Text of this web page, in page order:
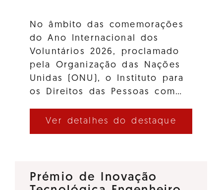
No âmbito das comemorações
do Ano Internacional dos
Voluntários 2026, proclamado
pela Organização das Nações
Unidas (ONU), o Instituto para
os Direitos das Pessoas com…
Ver detalhes do destaque
Prémio de Inovação